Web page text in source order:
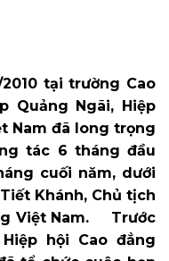
tại trường Cao
Quảng Ngãi, Hiệp
Nam đã long trọng
tác 6 tháng đầu
cuối năm, dưới
Khánh, Chủ tịch
Việt Nam. Trước
hội Cao đẳng